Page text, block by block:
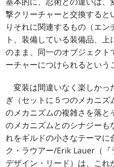
撃クリーチャーと交換すると
りそれに関連するもの（エ
ト、装備している装備品、
のまま、同一のオブジェクト
ーチャーにつけられるという
変装は間違いなく楽しかっ
ぎ（セットに５つのメカニ
のメカニズムの複雑さを落と
のメカニズムとのシナジーも
れをギルドの小さなテーマに
ク・ラウアー/Erik Lauer（『
デザイン・リード）は、こ